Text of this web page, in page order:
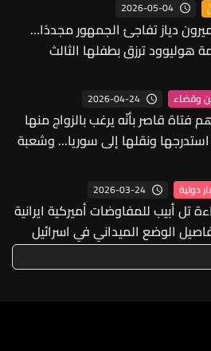
2026-05-04
دياز تفاجئ الجمهور مجددًا…
هوليوود ترزق بطفلها الثالث
وقضاء 2026-04-24
فتاة قاصر بأنّه يرغب بالزواج منها
ونقلها إلى سوريا... وشعبة
دولية 2026-03-24
تل أبيب للمفاوضات أميركية ايرانية
الوضع الميداني في اسرائيل